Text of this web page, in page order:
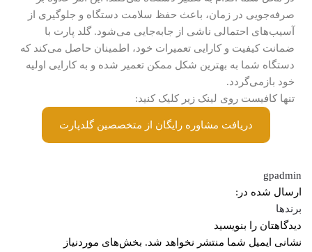
صرفه‌جویی در زمان، باعث حفظ سلامت دستگاه و جلوگیری از
آسیب‌های احتمالی ناشی از جابه‌جایی می‌شود. گلد پارت با
ضمانت کیفیت و کارایی تعمیرات خود، اطمینان حاصل می‌کند که
دستگاه شما به بهترین شکل ممکن تعمیر شده و به کارایی اولیه
خود بازمی‌گردد.
تنها کافیست روی لینک زیر کلیک کنید:
دریافت مشاوره رایگان از متخصصین گلدپارت
gpadmin
ارسال شده در:
برندها
دیدگاهتان را بنویسید
نشانی ایمیل شما منتشر نخواهد شد. بخش‌های موردنیاز